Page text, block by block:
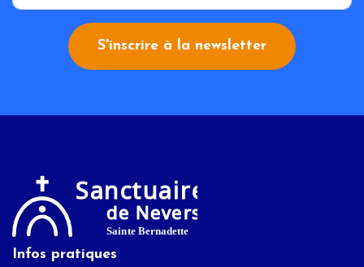
S'inscrire à la newsletter
Infos pratiques